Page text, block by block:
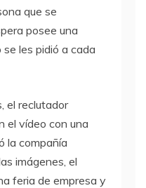
que se
posee una
les pidió a cada
el reclutador
el vídeo con una
la compañía
imágenes, el
feria de empresa y